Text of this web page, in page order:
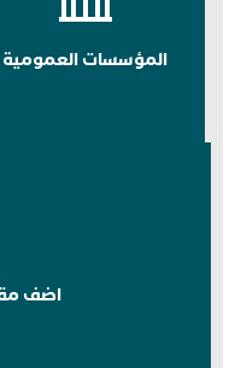
المؤسسات العمومية
اضف